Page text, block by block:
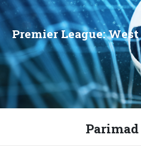
Premier League: